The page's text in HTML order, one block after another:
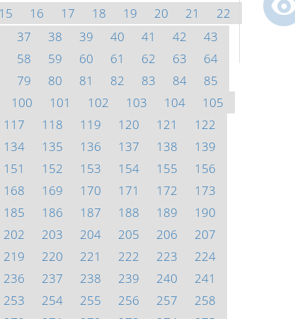
15 16 17 18 19 20 21
22
37 38 39 40 41 42
43
58 59 60 61 62 63
64
79 80 81 82 83 84
85
100 101 102 103 104
105
117 118 119 120 121
122
134 135 136 137 138
139
151 152 153 154 155
156
168 169 170 171 172
173
185 186 187 188 189
190
202 203 204 205 206
207
219 220 221 222 223
224
236 237 238 239 240
241
253 254 255 256 257
258